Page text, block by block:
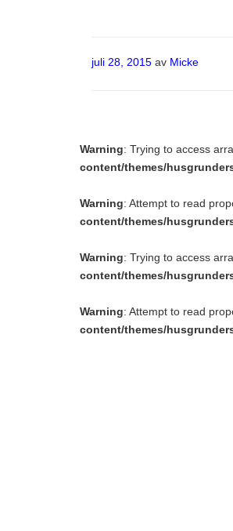
Publicerat
juli 28, 2015 av Micke
Warning: Trying to access
content/themes/
Warning: Attempt to read
content/themes/
Warning: Trying to access
content/themes/
Warning: Attempt to read
content/themes/